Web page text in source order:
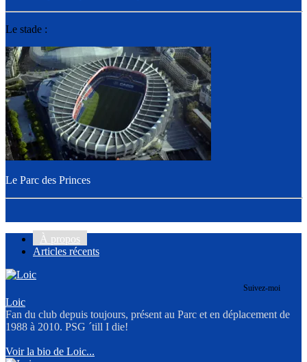
Le stade :
Le Parc des Princes
À propos
Articles récents
Suivez-moi
Loic
Fan du club depuis toujours, présent au Parc et en déplacement de
1988 à 2010. PSG ´till I die!
Voir la bio de Loic...